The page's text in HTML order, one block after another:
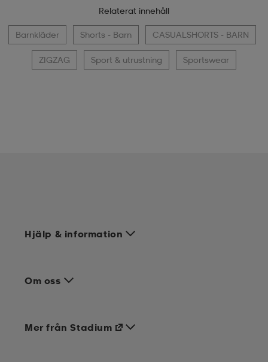
Relaterat innehåll
Barnkläder Shorts - Barn CASUALSHORTS - BARN
ZIGZAG Sport & utrustning Sportswear
Hjälp & information
Om oss
Mer från Stadium